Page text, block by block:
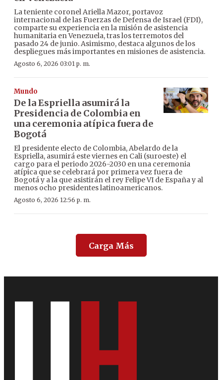
La teniente coronel Ariella Mazor, portavoz
internacional de las Fuerzas de Defensa de Israel (FDI),
comparte su experiencia en la misión de asistencia
humanitaria en Venezuela, tras los terremotos del
pasado 24 de junio. Asimismo, destaca algunos de los
despliegues más importantes en misiones de asistencia.
Agosto 6, 2026 03:01 p. m.
Mundo
De la Espriella asumirá la
Presidencia de Colombia en
una ceremonia atípica fuera de
Bogotá
El presidente electo de Colombia, Abelardo de la
Espriella, asumirá este viernes en Cali (suroeste) el
cargo para el periodo 2026-2030 en una ceremonia
atípica que se celebrará por primera vez fuera de
Bogotá y a la que asistirán el rey Felipe VI de España y al
menos ocho presidentes latinoamericanos.
Agosto 6, 2026 12:56 p. m.
Carga Más